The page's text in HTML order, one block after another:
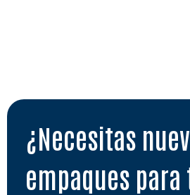
¿Necesitas
empaques para